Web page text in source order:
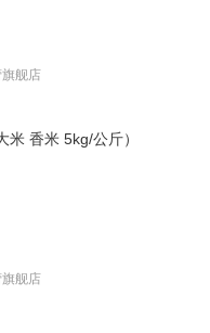
舰店
香米 5kg/公斤）
舰店